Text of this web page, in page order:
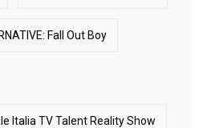
Fall Out Boy
Italia TV Talent Reality Show